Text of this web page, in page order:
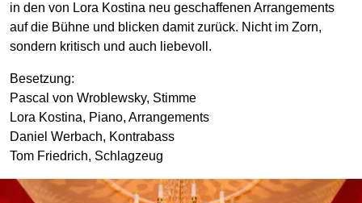
in den von Lora Kostina neu geschaffenen Arrangements
auf die Bühne und blicken damit zurück. Nicht im Zorn,
sondern kritisch und auch liebevoll.
Besetzung:
Pascal von Wroblewsky, Stimme
Lora Kostina, Piano, Arrangements
Daniel Werbach, Kontrabass
Tom Friedrich, Schlagzeug